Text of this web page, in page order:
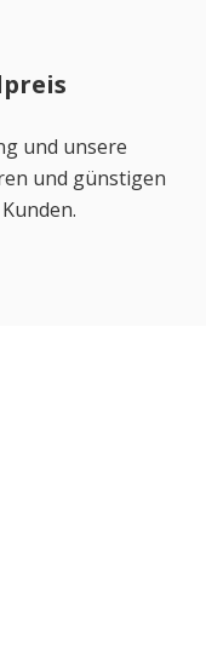
und unsere
und günstigen